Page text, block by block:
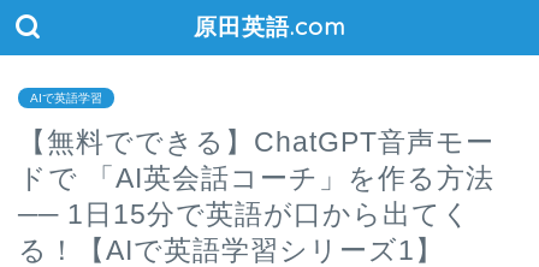
原田英語.com
AIで英語学習
【無料でできる】ChatGPT音声モー
ドで 「AI英会話コーチ」を作る方法
── 1日15分で英語が口から出てく
る！【AIで英語学習シリーズ1】